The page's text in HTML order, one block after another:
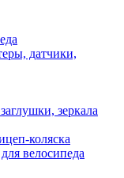
датчики,
зеркала
коляска
велосипеда